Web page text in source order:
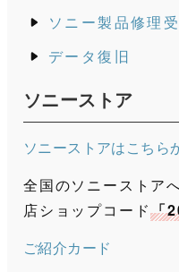
ソニー製品修理
データ復旧
ソニーストア
ソニーストアはこちら
全国のソニーストア
店ショップコード「
ご紹介カード